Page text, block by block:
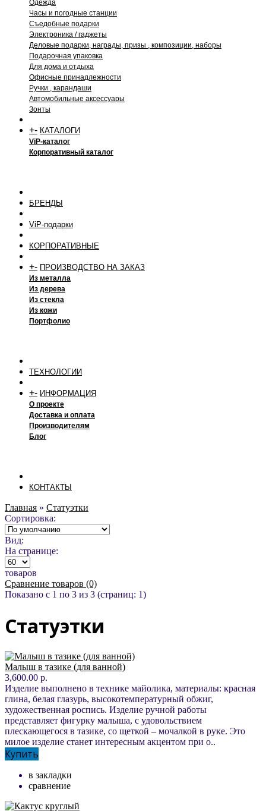
Одежда
Часы и погодные станции
Съедобные подарки
Электроника / гаджеты
Деловые подарки, награды, призы , композиции, наборы
Подарочная упаковка
Для дома и отдыха
Офисные принадлежности
Ручки , карандаши
Автомобильные аксессуары
Зонты
+- КАТАЛОГИ
ViP-каталог
Корпоративный каталог
БРЕНДЫ
ViP-подарки
КОРПОРАТИВНЫЕ
+- ПРОИЗВОДСТВО НА ЗАКАЗ
Из металла
Из дерева
Из стекла
Из кожи
Портфолио
ТЕХНОЛОГИИ
+- ИНФОРМАЦИЯ
О проекте
Доставка и оплата
Производителям
Блог
КОНТАКТЫ
Главная » Статуэтки
Сортировка:
Вид:
На странице:
товаров
Сравнение товаров (0)
Показано с 1 по 3 из 3 (страниц: 1)
Статуэтки
Малыш в тазике (для ванной)
3,600.00 р.
Изделие выполнено в технике майолика, материалы: красная
глина, белая глазурь, высокотемпературный обжиг,
художественная роспись. Изделие ручной работы
представляет фигурку малыша, с удовольствием
плескающегося в тазике, со щеткой – мочалкой в руке. Это
милое изделие станет интересным акцентом при о..
Купить
в закладки
сравнение